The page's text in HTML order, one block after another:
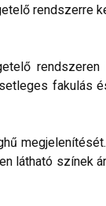
rendszerre
rendszeren
fakulás
látható színek